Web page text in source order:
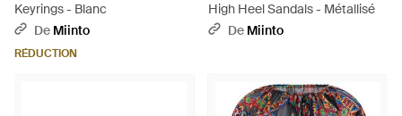
Keyrings - Blanc
De Miinto
RÉDUCTION
High Heel Sandals - Métallisé
De Miinto